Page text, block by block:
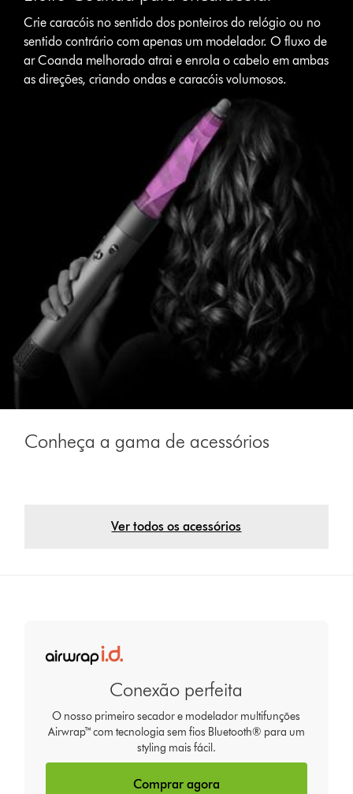
Crie caracóis no sentido dos ponteiros do relógio ou no
sentido contrário com apenas um modelador. O fluxo de
ar Coanda melhorado atrai e enrola o cabelo em ambas
as direções, criando ondas e caracóis volumosos.
Conheça a gama de acessórios
Ver todos os acessórios
Conexão perfeita
O nosso primeiro secador e modelador multifunções
Airwrap™ com tecnologia sem fios Bluetooth® para um
styling mais fácil.
Comprar agora